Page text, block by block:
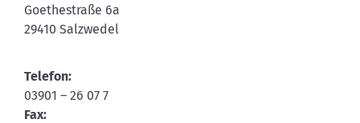
Goethestraße 6a
29410 Salzwedel
Telefon:
03901 – 26 07 7
Fax: